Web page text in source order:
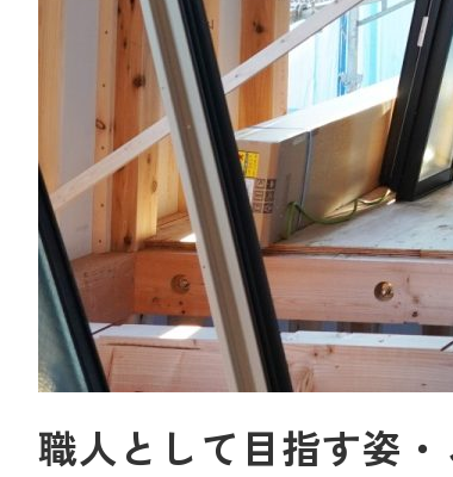
職人として目指す姿